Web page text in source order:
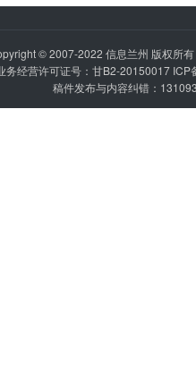
© 2007-2022 信息兰州 版权所
务经营许可证号：甘B2-20150017 ICP
稿件发布与内容纠错：